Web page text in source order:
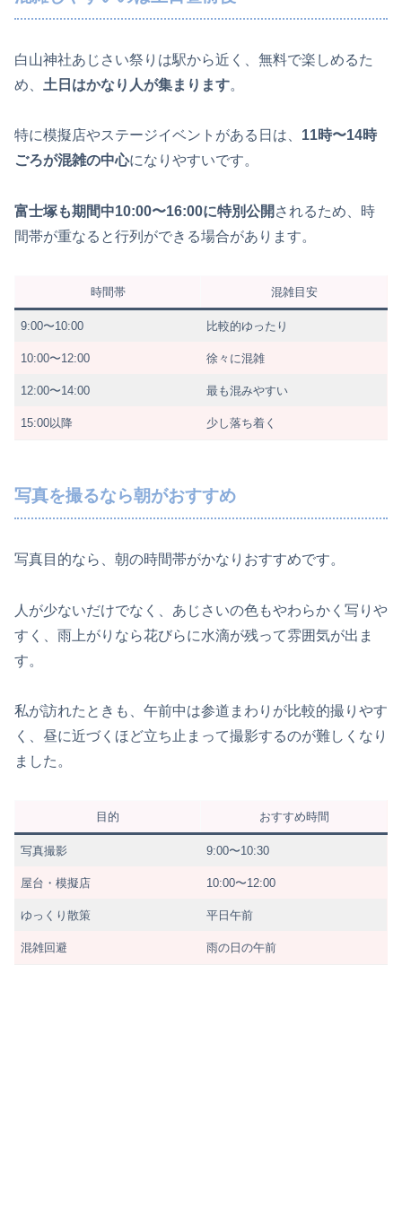
白山神社あじさい祭りは駅から近く、無料で楽しめるた
め、 土日はかなり人が集まります。
特に模擬店やステージイベントがある日は、 11時〜14時
ごろが混雑の中心になりやすいです。
富士塚も期間中10:00〜16:00に特別公開 されるため、時
間帯が重なると行列ができる場合があります。
時間帯 混雑目安
9:00〜10:00 比較的ゆったり
10:00〜12:00 徐々に混雑
12:00〜14:00 最も混みやすい
15:00以降 少し落ち着く
写真を撮るなら朝がおすすめ
写真目的なら、朝の時間帯がかなりおすすめです。
人が少ないだけでなく、あじさいの色もやわらかく写りや
すく、雨上がりなら花びらに水滴が残って雰囲気が出ま
す。
私が訪れたときも、午前中は参道まわりが比較的撮りやす
く、昼に近づくほど立ち止まって撮影するのが難しくなり
ました。
目的 おすすめ時間
写真撮影 9:00〜10:30
屋台・模擬店 10:00〜12:00
ゆっくり散策 平日午前
混雑回避 雨の日の午前